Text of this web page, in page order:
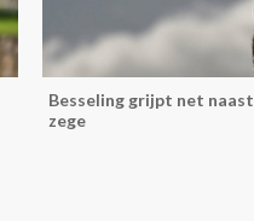
Besseling grijpt net naast
zege